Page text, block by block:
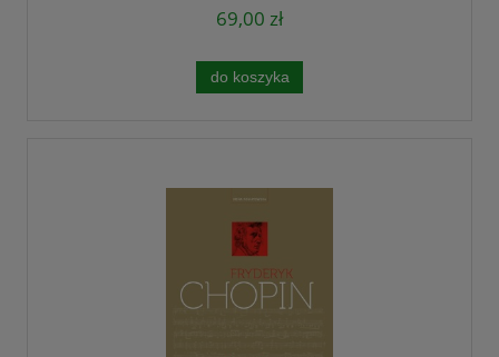
69,00 zł
do koszyka